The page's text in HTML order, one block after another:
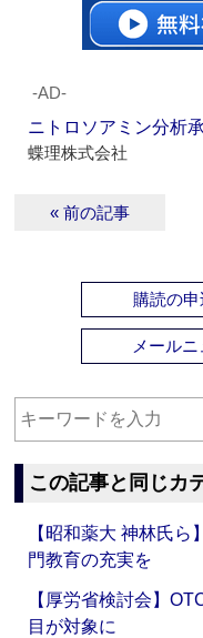
‐AD‐
ニトロソアミン分析
蝶理株式会社
« 前の記事
購読の申
メール
この記事と同じカ
【昭和薬大 神林氏
門教育の充実を
【厚労省検討会】
目が対象に